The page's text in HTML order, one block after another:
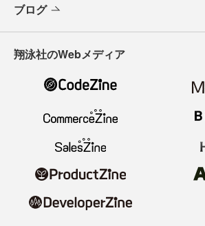
ブログ
翔泳社のWebメディア